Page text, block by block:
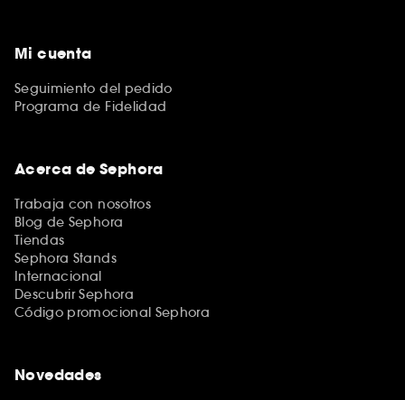
Mi cuenta
Seguimiento del pedido
Programa de Fidelidad
Acerca de Sephora
Trabaja con nosotros
Blog de Sephora
Tiendas
Sephora Stands
Internacional
Descubrir Sephora
Código promocional Sephora
Novedades